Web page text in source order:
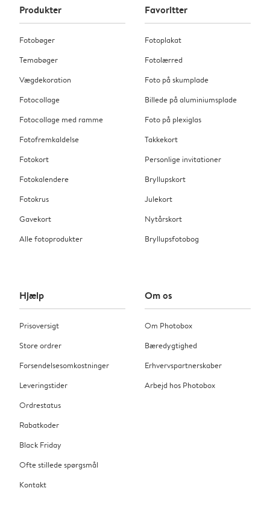
Produkter
Fotobøger
Temabøger
Vægdekoration
Fotocollage
Fotocollage med ramme
Fotofremkaldelse
Fotokort
Fotokalendere
Fotokrus
Gavekort
Alle fotoprodukter
Favoritter
Fotoplakat
Fotolærred
Foto på skumplade
Billede på aluminiumsplade
Foto på plexiglas
Takkekort
Personlige invitationer
Bryllupskort
Julekort
Nytårskort
Bryllupsfotobog
Hjælp
Prisoversigt
Store ordrer
Forsendelsesomkostninger
Leveringstider
Ordrestatus
Rabatkoder
Black Friday
Ofte stillede spørgsmål
Kontakt
Om os
Om Photobox
Bæredygtighed
Erhvervspartnerskaber
Arbejd hos Photobox